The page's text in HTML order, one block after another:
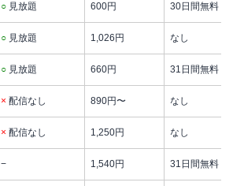
○ 見放題 600円 30日間無料
○ 見放題 1,026円 なし
○ 見放題 660円 31日間無料
× 配信なし 890円〜 なし
× 配信なし 1,250円 なし
− 1,540円 31日間無料